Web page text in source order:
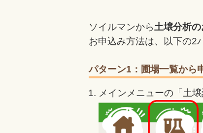
ソイルマンから 土壌分析
お申込み方法は、以下の2
パターン1：圃場一覧から
メインメニューの「土